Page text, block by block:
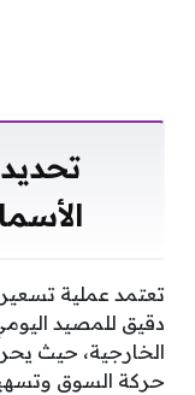
تعتمد عملية
دقيق للمصيد
الخارجية، حيث
حركة السوق